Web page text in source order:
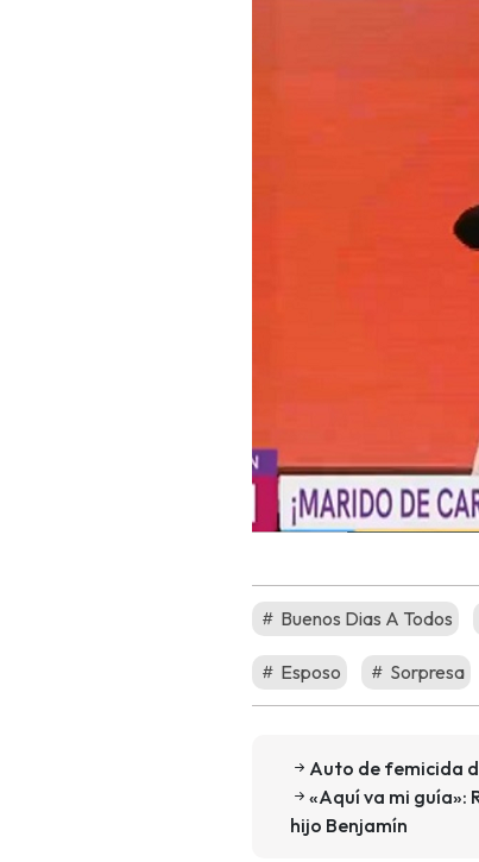
Buenos Dias A Todos
Esposo Sorpresa
Auto de femicida
«Aquí va mi
hijo Benjamín